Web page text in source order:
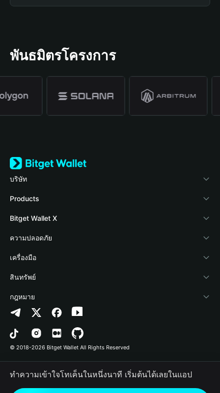
พันธมิตรโครงการ
บริษัท
เกี่ยวกับ Bitget Wallet
Blog
Academy
ข่าวสารด้านคริปโต
ศูนย์ช่วยเหลือ
ติดต่อเรา
ทรัพยากรข้อมูลของแบรนด์
อาชีพ
Products
Crypto Card
Stablecoin Earn
Payfi Crypto
Crypto Swap API
Altcoin Season Index
Prediction Markets
DApp
RWA
Bitget Wallet X
นักพัฒนา
เชื่อมต่อ Wallet
Bitget Wallet Pay
ลิสต์โปรเจกต์
ความปลอดภัย
Protection Fund
เทคโนโลยีความปลอดภัย
เครื่องมือ
ซื้อคริปโต
การตรวจจับการอนุญาต
การตรวจจับสัญญา
การโอนเป็นชุด
สินทรัพย์
Arbitrum
Avalanche
Bitcoin
Polygon
กฎหมาย
นโยบายความเป็นส่วนตัว
ข้อตกลงในการใช้บริการ
© 2018-2026 Bitget Wallet All Rights Reserved
ทำความเข้าใจโทเค็นในหนึ่งนาที เริ่มต้นได้เลยในแอป